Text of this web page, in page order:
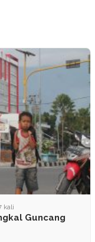
kali
Guncang